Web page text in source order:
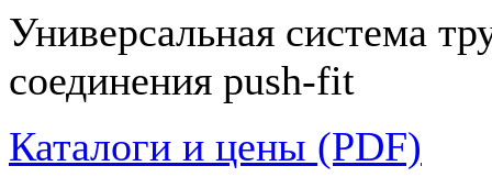
Универсальная система
соединения push-fit
Каталоги и цены (PDF)